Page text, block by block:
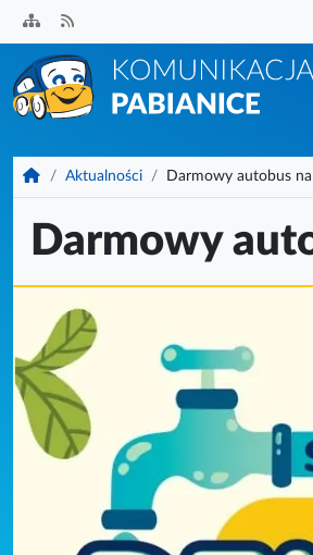
Przejdź
do
treści
KomunikacjaPabianice.pl
Aktualności Darmowy autobus
Darmowy